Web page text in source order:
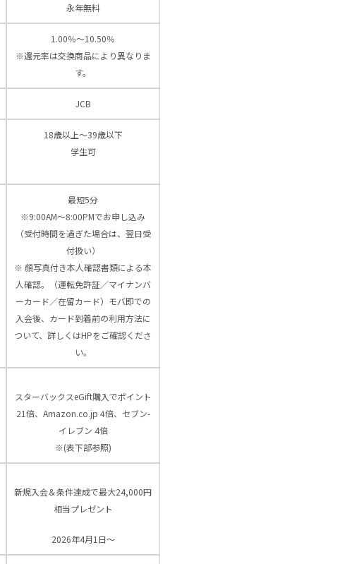
永年無料
1.00％～10.50％
※還元率は交換商品により異なりま
す。
JCB
18歳以上～39歳以下
学生可
最短5分
※9:00AM～8:00PMでお申し込み
（受付時間を過ぎた場合は、翌日受
付扱い）
※ 顔写真付き本人確認書類による本
人確認。（運転免許証／マイナンバ
ーカード／在留カード）モバ即での
入会後、カード到着前の利用方法に
ついて、詳しくはHPをご確認くださ
い。
スターバックスeGift購入でポイント
21倍、Amazon.co.jp 4倍、セブン-
イレブン 4倍
※(表下部参照)
新規入会＆条件達成で最大24,000円
相当プレゼント
2026年4月1日～